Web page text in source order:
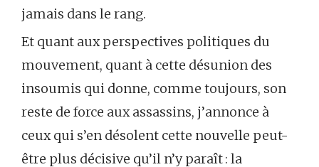
jamais dans le rang.
Et quant aux perspectives politiques du
mouvement, quant à cette désunion des
insoumis qui donne, comme toujours, son
reste de force aux assassins, j’annonce à
ceux qui s’en désolent cette nouvelle peut-
être plus décisive qu’il n’y paraît : la